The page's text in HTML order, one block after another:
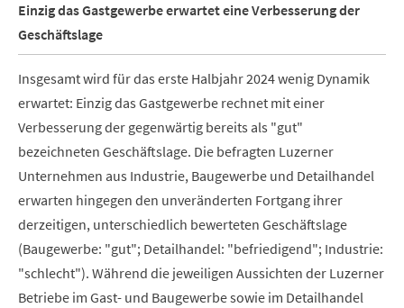
Einzig das Gastgewerbe erwartet eine Verbesserung der
Geschäftslage
Insgesamt wird für das erste Halbjahr 2024 wenig Dynamik
erwartet: Einzig das Gastgewerbe rechnet mit einer
Verbesserung der gegenwärtig bereits als "gut"
bezeichneten Geschäftslage. Die befragten Luzerner
Unternehmen aus Industrie, Baugewerbe und Detailhandel
erwarten hingegen den unveränderten Fortgang ihrer
derzeitigen, unterschiedlich bewerteten Geschäftslage
(Baugewerbe: "gut"; Detailhandel: "befriedigend"; Industrie:
"schlecht"). Während die jeweiligen Aussichten der Luzerner
Betriebe im Gast- und Baugewerbe sowie im Detailhandel